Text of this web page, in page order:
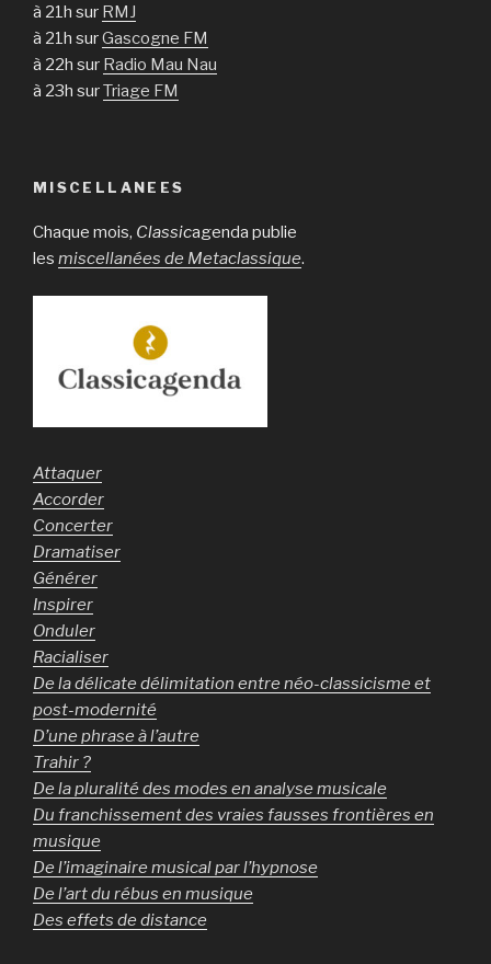
à 21h sur RMJ
à 21h surGascogne FM
à 22h sur Radio Mau Nau
à 23h surTriage FM
MISCELLANEES
Chaque mois, Classicagenda publie
les miscellanées de Metaclassique.
Attaquer
Accorder
Concerter
Dramatiser
Générer
Inspirer
Onduler
Racialiser
De la délicate délimitation entre néo-classicisme et
post-modernité
D’une phrase à l’autre
Trahir ?
De la pluralité des modes en analyse musicale
Du franchissement des vraies fausses frontières en
musique
De l’imaginaire musical par l’hypnose
De l’art du rébus en musique
Des effets de distance